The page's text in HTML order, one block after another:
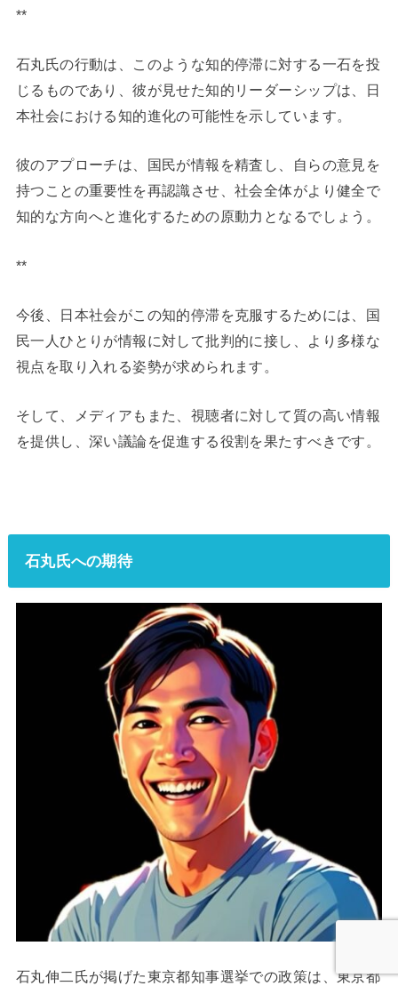
**
石丸氏の行動は、このような知的停滞に対する一石を投
じるものであり、彼が見せた知的リーダーシップは、日
本社会における知的進化の可能性を示しています。
彼のアプローチは、国民が情報を精査し、自らの意見を
持つことの重要性を再認識させ、社会全体がより健全で
知的な方向へと進化するための原動力となるでしょう。
**
今後、日本社会がこの知的停滞を克服するためには、国
民一人ひとりが情報に対して批判的に接し、より多様な
視点を取り入れる姿勢が求められます。
そして、メディアもまた、視聴者に対して質の高い情報
を提供し、深い議論を促進する役割を果たすべきです。
石丸氏への期待
石丸伸二氏が掲げた東京都知事選挙での政策は、東京都